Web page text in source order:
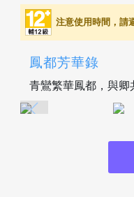
注意使用時間，請
鳳都芳華錄
青鸞繁華鳳都，與卿